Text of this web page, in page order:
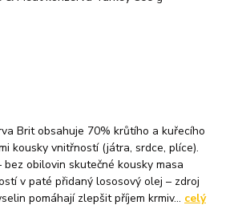
Brit obsahuje 70% krůtího a kuřecího
kousky vnitřností (játra, srdce, plíce).
obilovin skutečné kousky masa
v paté přidaný lososový olej – zdroj
pomáhají zlepšit příjem krmiv... celý